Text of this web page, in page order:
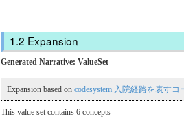
Expansion
Generated Narrative: ValueSet
Expansion based on codesystem 入院経路を表すコ
This value set contains 6 concepts